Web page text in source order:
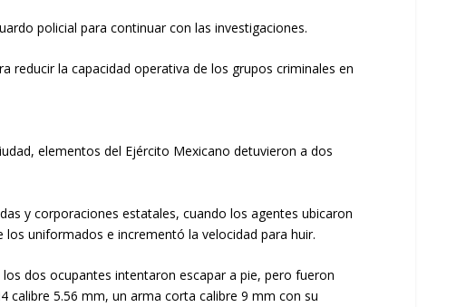
policial para continuar con las investigaciones.
reducir la capacidad operativa de los grupos criminales en
elementos del Ejército Mexicano detuvieron a dos
y corporaciones estatales, cuando los agentes ubicaron
uniformados e incrementó la velocidad para huir.
dos ocupantes intentaron escapar a pie, pero fueron
calibre 5.56 mm, un arma corta calibre 9 mm con su